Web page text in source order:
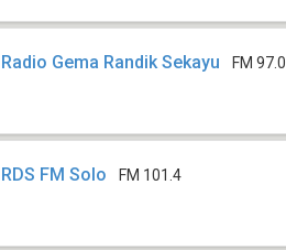
Radio Gema Randik Sekayu FM 97.0
RDS FM Solo FM 101.4